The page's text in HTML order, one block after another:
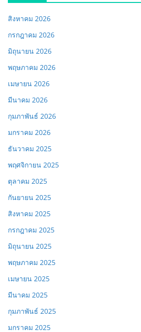
สิงหาคม 2026
กรกฎาคม 2026
มิถุนายน 2026
พฤษภาคม 2026
เมษายน 2026
มีนาคม 2026
กุมภาพันธ์ 2026
มกราคม 2026
ธันวาคม 2025
พฤศจิกายน 2025
ตุลาคม 2025
กันยายน 2025
สิงหาคม 2025
กรกฎาคม 2025
มิถุนายน 2025
พฤษภาคม 2025
เมษายน 2025
มีนาคม 2025
กุมภาพันธ์ 2025
มกราคม 2025